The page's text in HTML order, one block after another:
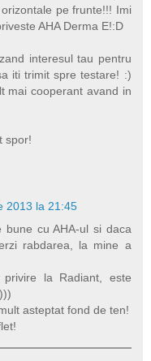
pe frunte!!! Imi
AHA Derma E!:D
interesul tau pentru
iti trimit spre testare! :)
mai cooperant avand in
spor!
2013 la 21:45
bune cu AHA-ul si daca
rabdarea, la mine a
la Radiant, este
asteptat fond de ten!